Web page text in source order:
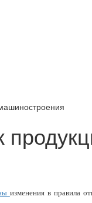
изменения в правила